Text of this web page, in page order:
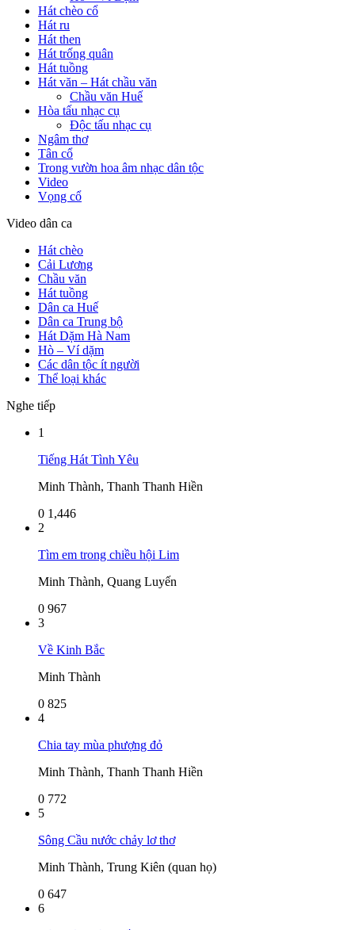
Hát chèo cổ
Hát ru
Hát then
Hát trống quân
Hát tuồng
Hát văn – Hát chầu văn
Chầu văn Huế
Hòa tấu nhạc cụ
Độc tấu nhạc cụ
Ngâm thơ
Tân cổ
Trong vườn hoa âm nhạc dân tộc
Video
Vọng cổ
Video dân ca
Hát chèo
Cải Lương
Chầu văn
Hát tuồng
Dân ca Huế
Dân ca Trung bộ
Hát Dặm Hà Nam
Hò – Ví dặm
Các dân tộc ít người
Thể loại khác
Nghe tiếp
1
Tiếng Hát Tình Yêu
Minh Thành, Thanh Thanh Hiền
0 1,446
2
Tìm em trong chiều hội Lim
Minh Thành, Quang Luyến
0 967
3
Về Kinh Bắc
Minh Thành
0 825
4
Chia tay mùa phượng đỏ
Minh Thành, Thanh Thanh Hiền
0 772
5
Sông Cầu nước chảy lơ thơ
Minh Thành, Trung Kiên (quan họ)
0 647
6